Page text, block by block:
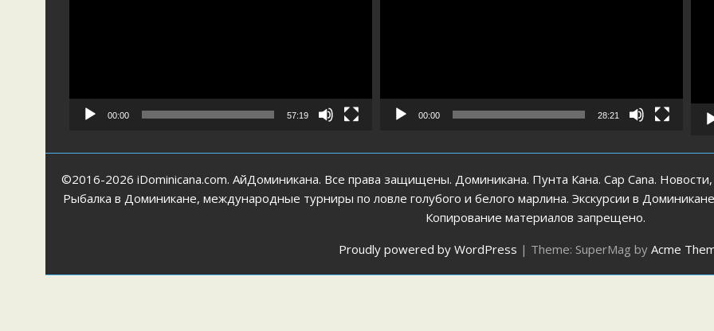
00:00 57:19 00:00 28:21
©2016-2026 iDominicana.com. АйДоминикана. Все права защищены. Доминикана. Пунта Кана. Cap Cana.
Рыбалка в Доминикане, международные турниры по ловле голубого и белого марлина. Экскурсии в
Копирование материалов запрещено.
Proudly powered by WordPress | Theme: SuperMag by Acme